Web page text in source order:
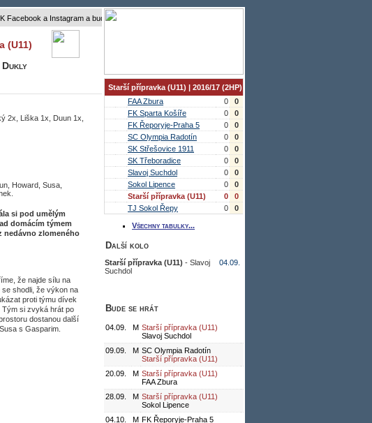
a Instagram a buďte s námi online...
(U11)
2x, Liška 1x, Duun 1x,
Howard, Susa,
si pod umělým
domácím týmem
nedávno zlomeného
že najde sílu na
shodli, že výkon na
proti týmu dívek
Tým si zvyká hrát po
dostanou další
s Gasparim.
Starší přípravka (U11) | 2016/17 (2HP)
FAA Zbura
0
0
FK Sparta Košíře
0
0
FK Řeporyje-Praha 5
0
0
SC Olympia Radotín
0
0
SK Střešovice 1911
0
0
SK Třeboradice
0
0
Slavoj Suchdol
0
0
Sokol Lipence
0
0
Starší přípravka (U11)
0
0
TJ Sokol Řepy
0 0
Všechny tabulky...
Další kolo
Starší přípravka (U11) - Slavoj
Suchdol
04.09.
Bude se hrát
04.09. M Starší přípravka (U11)
Slavoj Suchdol
09.09.
M SC Olympia Radotín
Starší přípravka (U11)
20.09.
M Starší přípravka (U11)
FAA Zbura
28.09.
M Starší přípravka (U11)
Sokol Lipence
04.10.
M FK Řeporyje-Praha 5